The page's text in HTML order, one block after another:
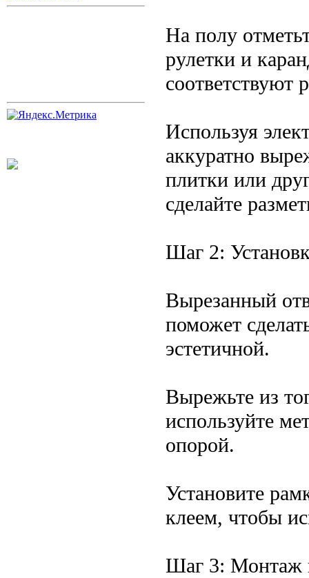
На полу
рулетки и
соответствуют
Используя
аккуратно
плитки или
сделайте
Шаг 2:
Вырезанный
поможет
эстетичной.
Вырежьте из
используйте
опорой.
Установите
клеем, чтобы
Шаг 3: Монтаж